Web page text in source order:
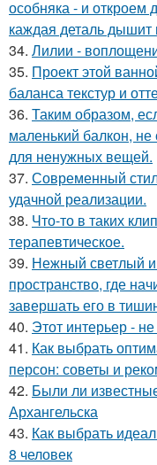
особняка - и откроем
каждая деталь дышит
34. Лилии -
35. Проект этой
баланса текстур и
36. Таким образом,
маленький балкон,
для ненужных вещей.
37. Современный
удачной реализации.
38. Что-то в таких
терапевтическое.
39. Нежный светлый
пространство, где
завершать его в
40. Этот интерьер -
41. Как выбрать
персон: советы и
42. Были ли
Архангельска
43. Как выбрать
8 человек